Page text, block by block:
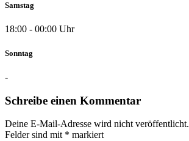
Samstag
18:00 - 00:00 Uhr
Sonntag
-
Schreibe einen Kommentar
Deine E-Mail-Adresse wird nicht veröffentlicht.
Felder sind mit * markiert